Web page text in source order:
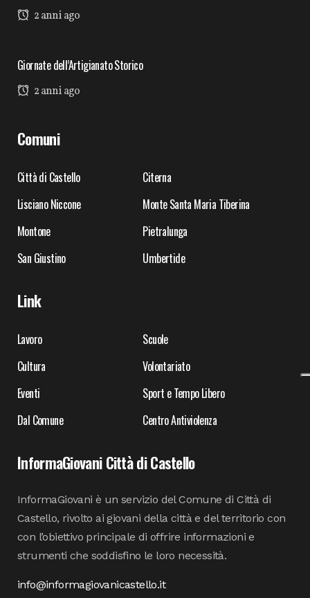
2 anni ago
Giornate dell’Artigianato Storico
2 anni ago
Comuni
Città di Castello
Citerna
Lisciano Niccone
Monte Santa Maria Tiberina
Montone
Pietralunga
San Giustino
Umbertide
Link
Lavoro
Scuole
Cultura
Volontariato
Eventi
Sport e Tempo Libero
Dal Comune
Centro Antiviolenza
InformaGiovani Città di Castello
InformaGiovani è un servizio del Comune di Città di
Castello, rivolto ai giovani della città e del territorio con
con l’obiettivo principale di offrire informazioni e
strumenti che soddisfino le loro necessità.
info@informagiovanicastello.it